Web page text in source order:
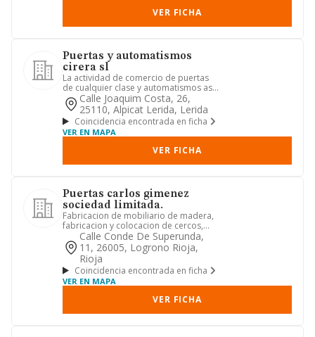
VER FICHA
Puertas y automatismos
cirera sl
La actividad de comercio de puertas
de cualquier clase y automatismos asi
como su reparacion y mant...
Calle Joaquim Costa, 26,
25110, Alpicat Lerida, Lerida
Coincidencia encontrada en ficha
VER EN MAPA
VER FICHA
Puertas carlos gimenez
sociedad limitada.
Fabricacion de mobiliario de madera,
fabricacion y colocacion de cercos,
puertas, ventanas, marcos ...
Calle Conde De Superunda,
11, 26005, Logrono Rioja,
Rioja
Coincidencia encontrada en ficha
VER EN MAPA
VER FICHA